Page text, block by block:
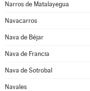
Narros de Matalayegua
Navacarros
Nava de Béjar
Nava de Francia
Nava de Sotrobal
Navales